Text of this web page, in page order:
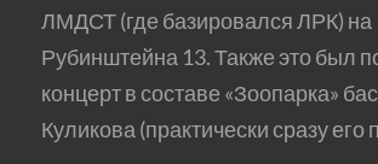
ЛМДСТ (где базировался ЛРК) на
Рубинштейна 13. Также это был
концерт в составе «Зоопарка»
Куликова (практически сразу его